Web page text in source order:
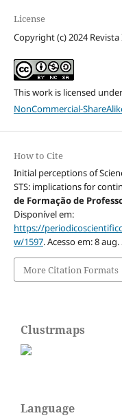
License
Copyright (c) 2024
This work is licensed
NonCommercial-
How to Cite
Initial perceptions of
STS: implications for
de Formação de
Disponível em:
https://
w/1597. Acesso em: 8 aug.
More Citation Formats
Clustrmaps
Language